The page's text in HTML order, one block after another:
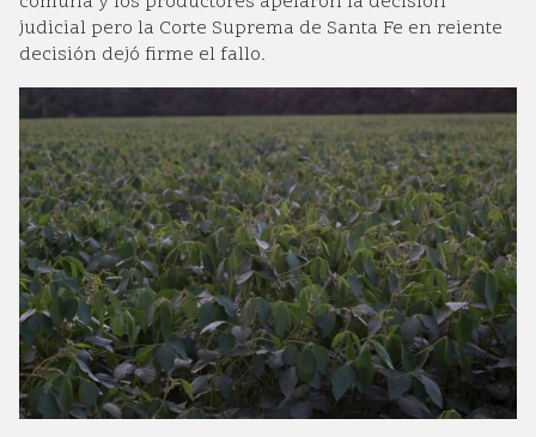
judicial pero la Corte Suprema de Santa Fe en reiente
decisión dejó firme el fallo.